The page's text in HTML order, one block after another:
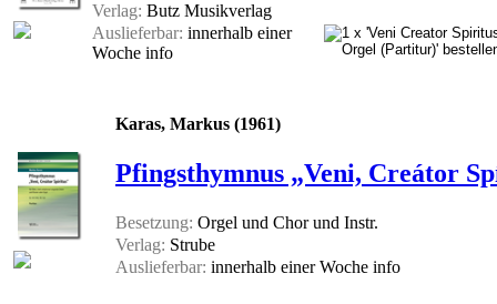
Verlag: Butz Musikverlag
Auslieferbar: innerhalb einer
Woche info
Karas, Markus (1961)
Pfingsthymnus „Veni, Creátor
Besetzung: Orgel und Chor und Instr.
Verlag: Strube
Auslieferbar: innerhalb einer Woche info